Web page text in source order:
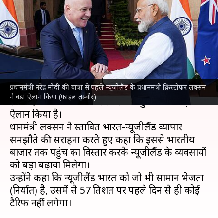
प्रधानमंत्री नरेंद्र मोदी की यात्रा से पहले न्यूजीलैंड के प्रधानमंत्री क्रिस्टोफर लक्सन
ने बड़ा ऐलान किया (फाइल तस्वीर)
प्रधानमंत्री का ऐलान, पहले दिन से
टैरिफ छूट
लेखन Jul 09, 2026 02:32 pm
क्या है खबर?
प्रधानमंत्रीनरेंद्र मोदीकीन्यूजीलैंडकी यात्रा से पहले उनके
समकक्ष प्रधानमंत्री क्रिस्टोफर लक्सन ने गुरुवार को बड़ा
ऐलान किया है।
प्रधानमंत्री लक्सन ने प्रस्तावित भारत-न्यूजीलैंड व्यापार
समझौते की सराहना करते हुए कहा कि इससे भारतीय
बाजार तक पहुंच का विस्तार करके न्यूजीलैंड के व्यवसायों
को बड़ा बढ़ावा मिलेगा।
उन्होंने कहा कि न्यूजीलैंड भारत को जो भी सामान भेजता
(निर्यात) है, उसमें से 57 प्रतिशत पर पहले दिन से ही कोई